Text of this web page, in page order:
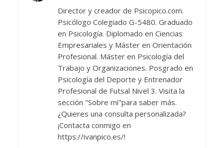
Director y creador de Psicopico.com.
Psicólogo Colegiado G-5480. Graduado
en Psicología. Diplomado en Ciencias
Empresariales y Máster en Orientación
Profesional. Máster en Psicología del
Trabajo y Organizaciones. Posgrado en
Psicología del Deporte y Entrenador
Profesional de Futsal Nivel 3. Visita la
sección "Sobre mí"para saber más.
¿Quieres una consulta personalizada?
¡Contacta conmigo en
https://ivanpico.es/!